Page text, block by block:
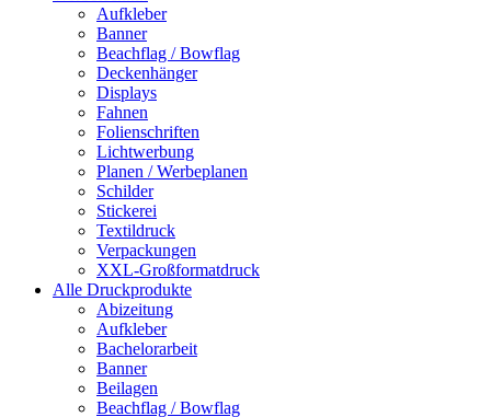
Aufkleber
Banner
Beachflag / Bowflag
Deckenhänger
Displays
Fahnen
Folienschriften
Lichtwerbung
Planen / Werbeplanen
Schilder
Stickerei
Textildruck
Verpackungen
XXL-Großformatdruck
Alle Druckprodukte
Abizeitung
Aufkleber
Bachelorarbeit
Banner
Beilagen
Beachflag / Bowflag